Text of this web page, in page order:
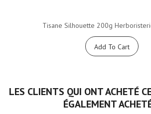
Tisane Silhouette 200g
Add To Cart
LES CLIENTS QUI ONT ACHETÉ
ÉGALEMENT